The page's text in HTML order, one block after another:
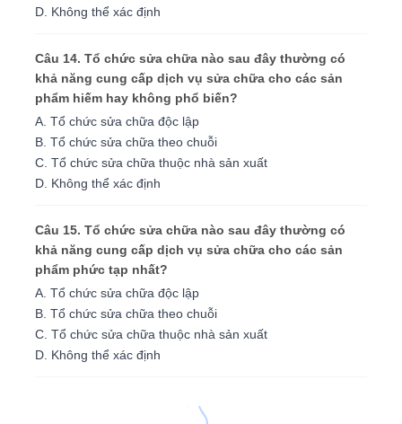
D. Không thể xác định
Câu 14. Tổ chức sửa chữa nào sau đây thường có
khả năng cung cấp dịch vụ sửa chữa cho các sản
phẩm hiếm hay không phổ biến?
A. Tổ chức sửa chữa độc lập
B. Tổ chức sửa chữa theo chuỗi
C. Tổ chức sửa chữa thuộc nhà sản xuất
D. Không thể xác định
Câu 15. Tổ chức sửa chữa nào sau đây thường có
khả năng cung cấp dịch vụ sửa chữa cho các sản
phẩm phức tạp nhất?
A. Tổ chức sửa chữa độc lập
B. Tổ chức sửa chữa theo chuỗi
C. Tổ chức sửa chữa thuộc nhà sản xuất
D. Không thể xác định